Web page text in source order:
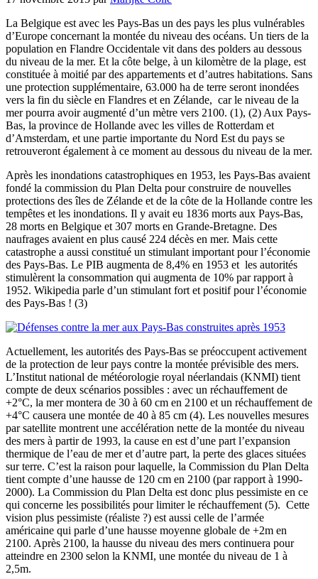
La Belgique est avec les Pays-Bas un des pays les plus vulnérables
d’Europe concernant la montée du niveau des océans. Un tiers de la
population en Flandre Occidentale vit dans des polders au dessous
du niveau de la mer. Et la côte belge, à un kilomètre de la plage, est
constituée à moitié par des appartements et d’autres habitations. Sans
une protection supplémentaire, 63.000 ha de terre seront inondées
vers la fin du siècle en Flandres et en Zélande, car le niveau de la
mer pourra avoir augmenté d’un mètre vers 2100. (1), (2) Aux Pays-
Bas, la province de Hollande avec les villes de Rotterdam et
d’Amsterdam, et une partie importante du Nord Est du pays se
retrouveront également à ce moment au dessous du niveau de la mer.
Après les inondations catastrophiques en 1953, les Pays-Bas avaient
fondé la commission du Plan Delta pour construire de nouvelles
protections des îles de Zélande et de la côte de la Hollande contre les
tempêtes et les inondations. Il y avait eu 1836 morts aux Pays-Bas,
28 morts en Belgique et 307 morts en Grande-Bretagne. Des
naufrages avaient en plus causé 224 décès en mer. Mais cette
catastrophe a aussi constitué un stimulant important pour l’économie
des Pays-Bas. Le PIB augmenta de 8,4% en 1953 et les autorités
stimulèrent la consommation qui augmenta de 10% par rapport à
1952. Wikipedia parle d’un stimulant fort et positif pour l’économie
des Pays-Bas ! (3)
Actuellement, les autorités des Pays-Bas se préoccupent activement
de la protection de leur pays contre la montée prévisible des mers.
L’Institut national de météorologie royal néerlandais (KNMI) tient
compte de deux scénarios possibles : avec un réchauffement de
+2°C, la mer montera de 30 à 60 cm en 2100 et un réchauffement de
+4°C causera une montée de 40 à 85 cm (4). Les nouvelles mesures
par satellite montrent une accélération nette de la montée du niveau
des mers à partir de 1993, la cause en est d’une part l’expansion
thermique de l’eau de mer et d’autre part, la perte des glaces situées
sur terre. C’est la raison pour laquelle, la Commission du Plan Delta
tient compte d’une hausse de 120 cm en 2100 (par rapport à 1990-
2000). La Commission du Plan Delta est donc plus pessimiste en ce
qui concerne les possibilités pour limiter le réchauffement (5). Cette
vision plus pessimiste (réaliste ?) est aussi celle de l’armée
américaine qui parle d’une hausse moyenne globale de +2m en
2100. Après 2100, la hausse du niveau des mers continuera pour
atteindre en 2300 selon la KNMI, une montée du niveau de 1 à
2,5m.